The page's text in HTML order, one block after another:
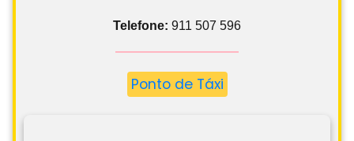
Telefone: 911 507 596
Ponto de Táxi